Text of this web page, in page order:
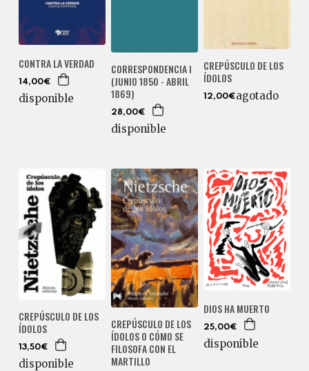
CONTRA LA VERDAD
14,00€
disponible
CORRESPONDENCIA I
(JUNIO 1850 - ABRIL
1869)
28,00€
disponible
CREPÚSCULO DE LOS
ÍDOLOS
12,00€agotado
CREPÚSCULO DE LOS
ÍDOLOS
13,50€
disponible
CREPÚSCULO DE LOS
ÍDOLOS O CÓMO SE
FILOSOFA CON EL
MARTILLO
DIOS HA MUERTO
25,00€
disponible